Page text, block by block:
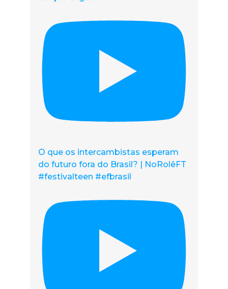
O que os intercambistas esperam
do futuro fora do Brasil? | NoRolêFT
#festivalteen #efbrasil